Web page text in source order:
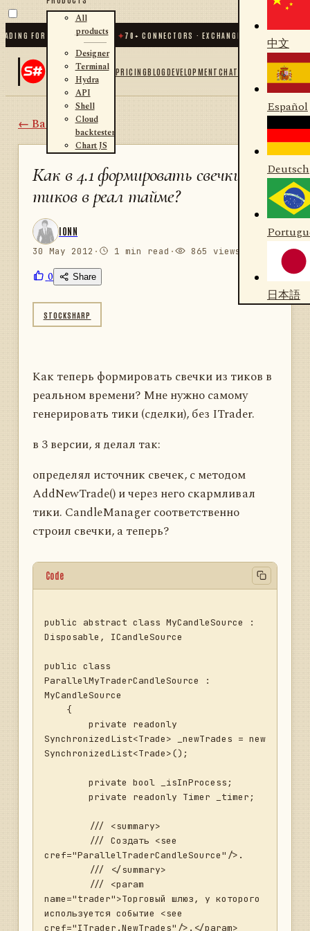
FOR .NET AND PYTHON✦ 70+ CONNECTORS · EXCHANGES · BROKERS ·
All
products
Designer
Terminal
Hydra
API
Shell
Cloud
backtester
Chart JS
PRICINGBLOGDEVELOPMENTCHAT
中文
Español
Deutsch
日本語
← Back
Как в 4.1 формировать свечки из
тиков в реал тайме?
IONN
30 May 2012 · 1 min read · 865 views
0 Share
STOCKSHARP
Как теперь формировать свечки из тиков в
реальном времени? Мне нужно самому
генерировать тики (сделки), без ITrader.
в 3 версии, я делал так:
определял источник свечек, с методом
AddNewTrade() и через него скармливал
тики. CandleManager соответственно
строил свечки, а теперь?
Code
public abstract class MyCandleSource :
Disposable, ICandleSource
public class
ParallelMyTraderCandleSource :
MyCandleSource
SynchronizedList<Trade> _newTrades = new
SynchronizedList<Trade>();
cref="ParallelTraderCandleSource"/>.
name="trader">Торговый шлюз, у которого
используется событие <see
cref="ITrader.NewTrades"/>.</param>